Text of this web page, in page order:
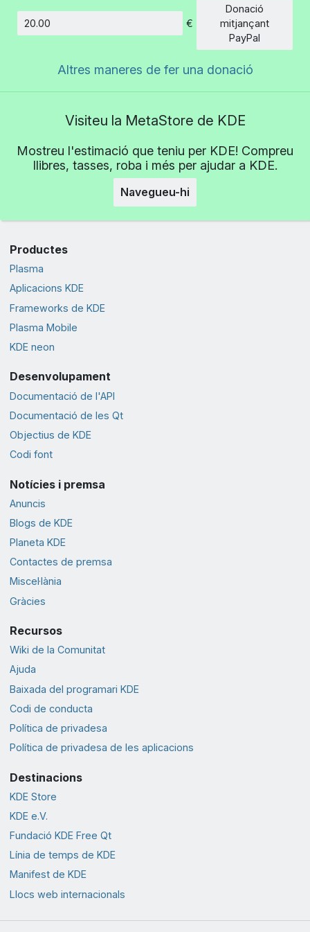
€
Donació
mitjançant
PayPal
Altres maneres de fer una donació
Visiteu la MetaStore de KDE
Mostreu l'estimació que teniu per KDE! Compreu
llibres, tasses, roba i més per ajudar a KDE.
Navegueu-hi
Productes
Plasma
Aplicacions KDE
Frameworks de KDE
Plasma Mobile
KDE neon
Desenvolupament
Documentació de l'API
Documentació de les Qt
Objectius de KDE
Codi font
Notícies i premsa
Anuncis
Blogs de KDE
Planeta KDE
Contactes de premsa
Miscel·lània
Gràcies
Recursos
Wiki de la Comunitat
Ajuda
Baixada del programari KDE
Codi de conducta
Política de privadesa
Política de privadesa de les aplicacions
Destinacions
KDE Store
KDE e.V.
Fundació KDE Free Qt
Línia de temps de KDE
Manifest de KDE
Llocs web internacionals